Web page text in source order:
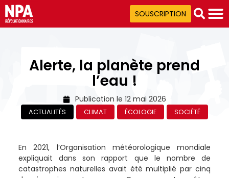
SOUSCRIPTION
Alerte, la planète prend
l’eau !
Publication le 12 mai 2026
ACTUALITÉS CLIMAT ÉCOLOGIE SOCIÉTÉ
En 2021, l’Organisation météorologique mondiale
expliquait dans son rapport que le nombre de
catastrophes naturelles avait été multiplié par cinq